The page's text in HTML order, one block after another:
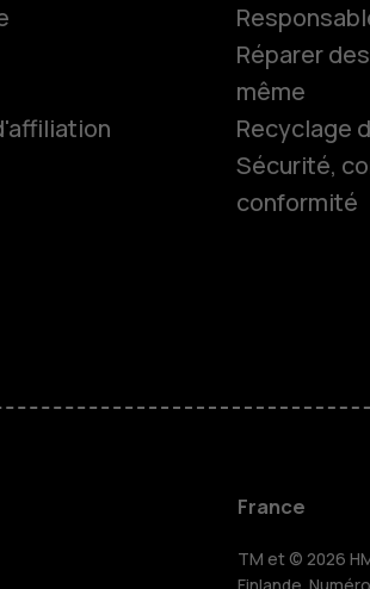
Pour
Réparer
même
Recyclage
Sécurité,
conformité
France
TM et © 2026
Finlande.